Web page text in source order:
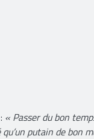
« Passer du bon
putain de bon